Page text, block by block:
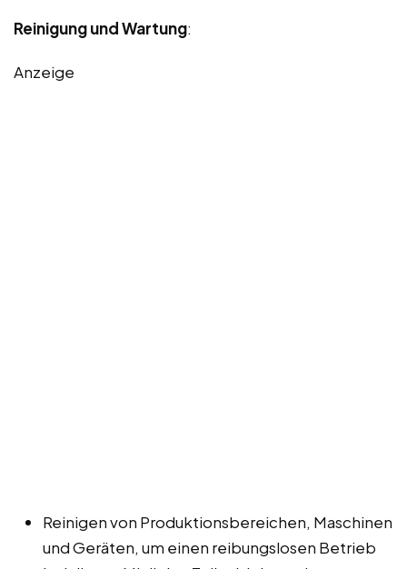
Reinigung und Wartung:
Anzeige
Reinigen von Produktionsbereichen, Maschinen
und Geräten, um einen reibungslosen Betrieb